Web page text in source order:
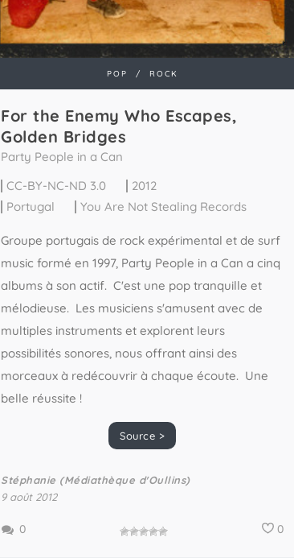
POP / ROCK
For the Enemy Who Escapes,
Golden Bridges
Party People in a Can
CC-BY-NC-ND 3.0
2012
Portugal
You Are Not Stealing Records
Groupe portugais de rock expérimental et de surf
music formé en 1997, Party People in a Can a cinq
albums à son actif. C'est une pop tranquille et
mélodieuse. Les musiciens s'amusent avec de
multiples instruments et explorent leurs
possibilités sonores, nous offrant ainsi des
morceaux à redécouvrir à chaque écoute. Une
belle réussite !
Source >
Stéphanie (Médiathèque d'Oullins)
9 août 2012
0
0